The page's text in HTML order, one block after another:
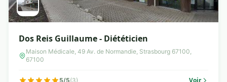
Dos Reis Guillaume - Diététicien
Maison Médicale, 49 Av. de Normandie, Strasbourg 67100,
67100
5/5(3) Voir